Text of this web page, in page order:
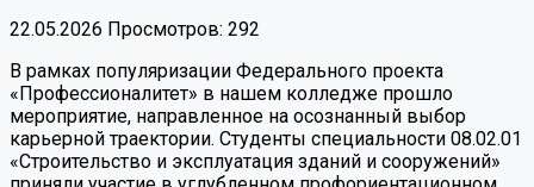
22.05.2026 Просмотров: 292
В рамках популяризации Федерального проекта
«Профессионалитет» в нашем колледже прошло
мероприятие, направленное на осознанный выбор
карьерной траектории. Студенты специальности 08.02.01
«Строительство и эксплуатация зданий и сооружений»